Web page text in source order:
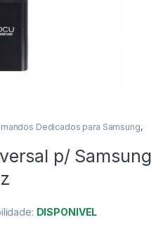
Dedicados para Samsung,
p/ Samsung
DISPONIVEL